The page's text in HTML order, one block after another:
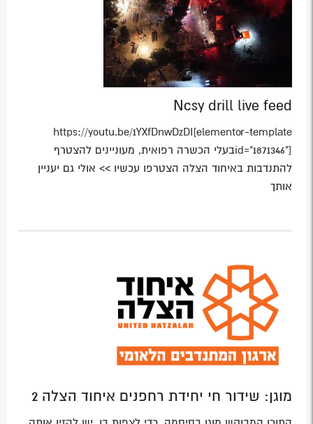
Ncsy drill live feed
https://youtu.be/1YXfDnwDzDI[elementor-template
id="1871346"]בעלי הכשרה רפואית, מעוניינים להצטרף
להתנדבות באיחוד הצלה הצטרפו עכשיו >> אולי גם יעניין
אותך
מוגן: שידור חי יחידת רחפנים איחוד הצלה 2